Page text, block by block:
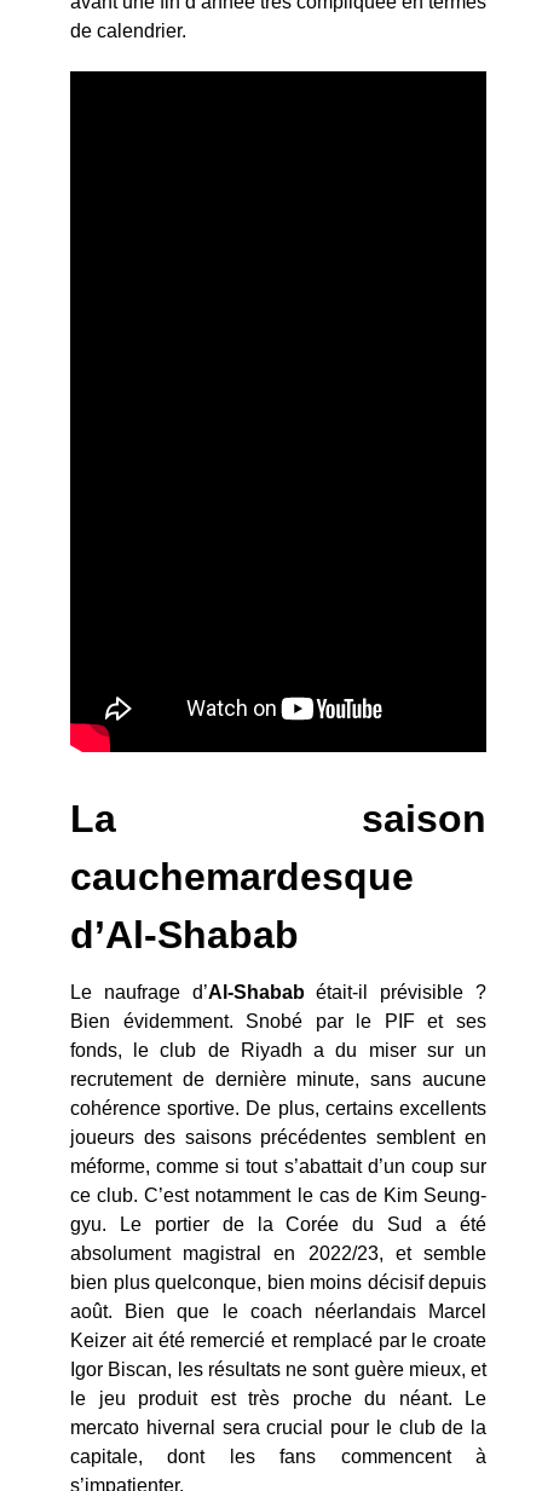
de calendrier.
La saison
cauchemardesque
d’Al-Shabab
Le naufrage d’Al-Shababétait-il prévisible ?
Bien évidemment. Snobé par le PIF et ses
fonds, le club de Riyadh a du miser sur un
recrutement de dernière minute, sans aucune
cohérence sportive. De plus, certains excellents
joueurs des saisons précédentes semblent en
méforme, comme si tout s’abattait d’un coup sur
ce club. C’est notamment le cas de Kim Seung-
gyu. Le portier de la Corée du Sud a été
absolument magistral en 2022/23, et semble
bien plus quelconque, bien moins décisif depuis
août. Bien que le coach néerlandais Marcel
Keizer ait été remercié et remplacé par le croate
Igor Biscan, les résultats ne sont guère mieux, et
le jeu produit est très proche du néant. Le
mercato hivernal sera crucial pour le club de la
capitale, dont les fans commencent à
s’impatienter.